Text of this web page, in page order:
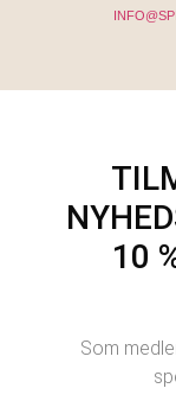
10
Som